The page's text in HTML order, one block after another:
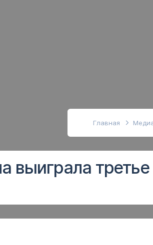
Главная
выиграла третье